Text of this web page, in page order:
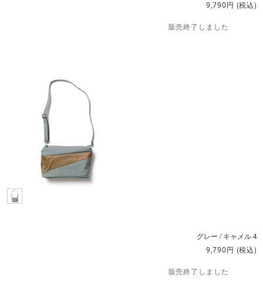
9,790円 (税込)
販売終了しました
グレー / キャメル 4
9,790円 (税込)
販売終了しました